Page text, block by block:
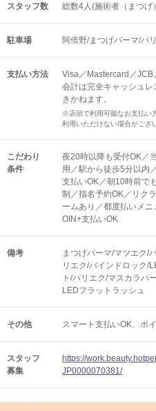
スタッフ数 総数4人(施術者（まつげ
駐車場 阿倍野/まつげパーマ/パ
支払い方法
Visa／Mastercard／
会計は完全キャッシュ
きかねます。
※店頭で利用可能なお支払い
利用いただけない場合がござ
こだわり
条件
夜20時以降も受付OK／
用／駅から徒歩5分以内
支払いOK／朝10時前で
制／指名予約OK／リク
ームあり／都度払いメ
OIN+支払いOK
備考
まつげパーマ/マツエク/
リエク/バインドロック/
ト/パリエク/マスカラパ
LEDフラットラッシュ
その他 スマート支払いOK ポ
スタッフ
募集
https://
JP0000070381/